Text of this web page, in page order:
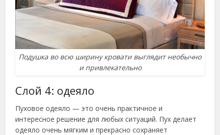
Подушка во всю ширину кровати выглядит необычно
и привлекательно
Слой 4: одеяло
Пуховое одеяло — это очень практичное и
интересное решение для любых ситуаций. Пух делает
одеяло очень мягким и прекрасно сохраняет